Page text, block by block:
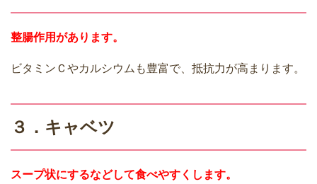
整腸作用があります。
ビタミンＣやカルシウムも豊富で、抵抗力が高まります。
３．キャベツ
スープ状にするなどして食べやすくします。